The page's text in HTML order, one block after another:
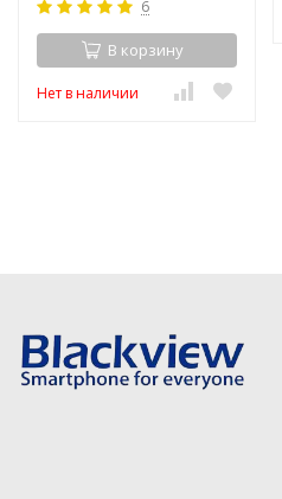
6
В корзину
Нет в наличии